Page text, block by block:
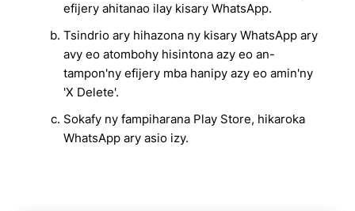
efijery ahitanao ilay kisary WhatsApp.
Tsindrio ary hihazona ny kisary WhatsApp ary
avy eo atombohy hisintona azy eo an-
tampon'ny efijery mba hanipy azy eo amin'ny
'X Delete'.
Sokafy ny fampiharana Play Store, hikaroka
WhatsApp ary asio izy.